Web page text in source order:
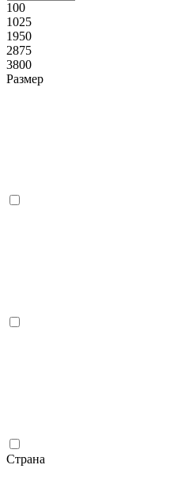
100
1025
1950
2875
3800
Размер
Страна